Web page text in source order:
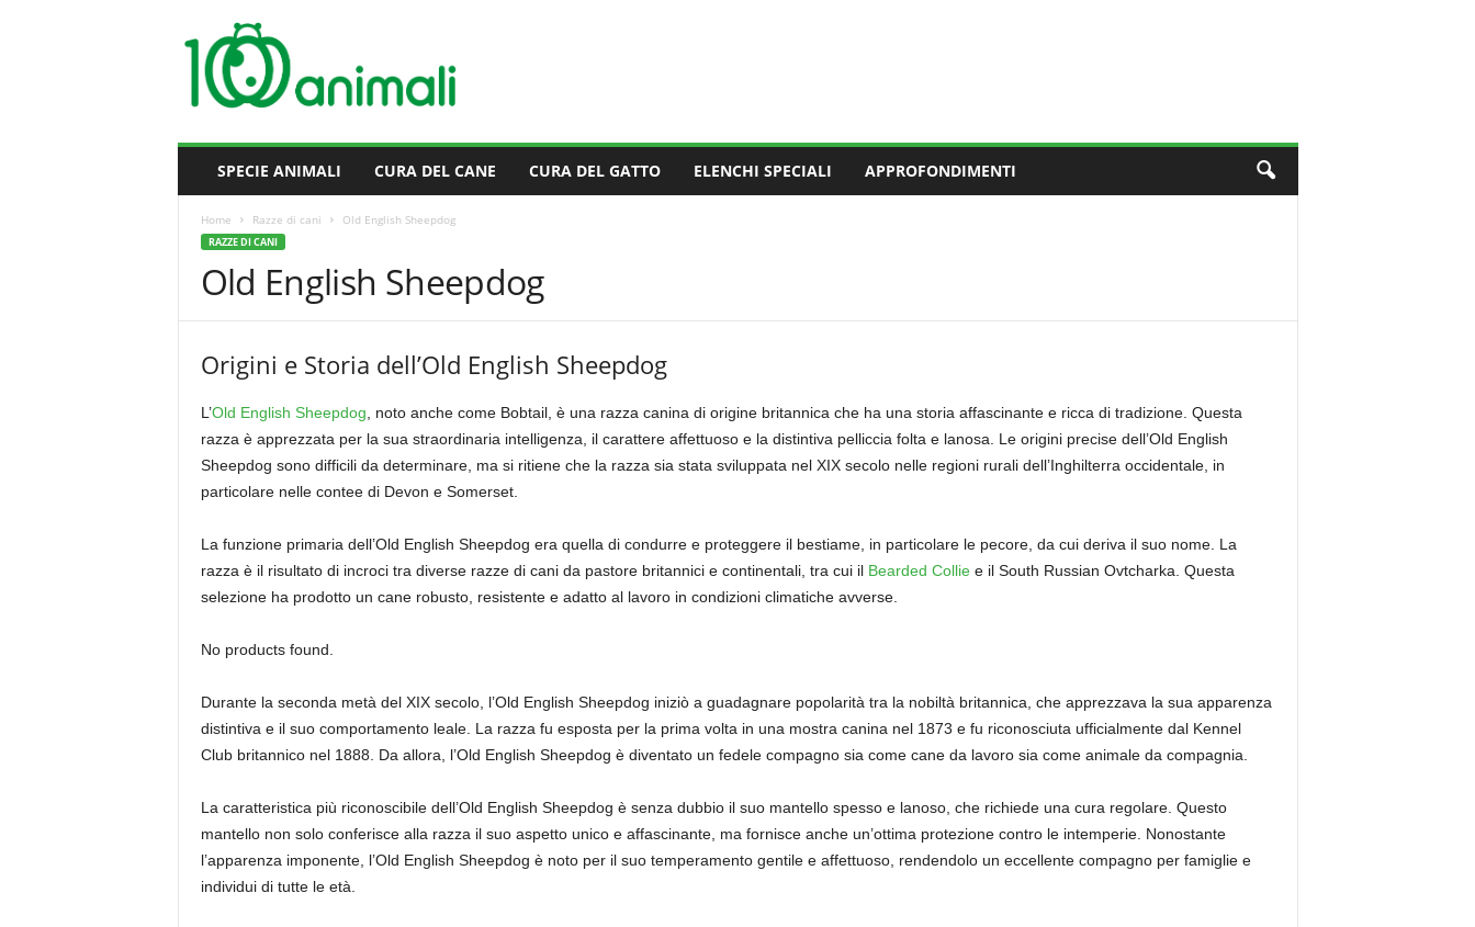
SPECIE ANIMALI CURA DEL CANE CURA DEL GATTO ELENCHI SPECIALI APPROFONDIMENTI
Home Razze di cani Old English Sheepdog
RAZZE DI CANI
Old English Sheepdog
Origini e Storia dell’Old English Sheepdog
L’Old English Sheepdog , noto anche come Bobtail, è una razza canina di origine britannica che ha una storia affascinante e ricca di tradizione. Questa
razza è apprezzata per la sua straordinaria intelligenza, il carattere affettuoso e la distintiva pelliccia folta e lanosa. Le origini precise dell’Old English
Sheepdog sono difficili da determinare, ma si ritiene che la razza sia stata sviluppata nel XIX secolo nelle regioni rurali dell’Inghilterra occidentale, in
particolare nelle contee di Devon e Somerset.
La funzione primaria dell’Old English Sheepdog era quella di condurre e proteggere il bestiame, in particolare le pecore, da cui deriva il suo nome. La
razza è il risultato di incroci tra diverse razze di cani da pastore britannici e continentali, tra cui il Bearded Colliee il South Russian Ovtcharka. Questa
selezione ha prodotto un cane robusto, resistente e adatto al lavoro in condizioni climatiche avverse.
No products found.
Durante la seconda metà del XIX secolo, l’Old English Sheepdog iniziò a guadagnare popolarità tra la nobiltà britannica, che apprezzava la sua apparenza
distintiva e il suo comportamento leale. La razza fu esposta per la prima volta in una mostra canina nel 1873 e fu riconosciuta ufficialmente dal Kennel
Club britannico nel 1888. Da allora, l’Old English Sheepdog è diventato un fedele compagno sia come cane da lavoro sia come animale da compagnia.
La caratteristica più riconoscibile dell’Old English Sheepdog è senza dubbio il suo mantello spesso e lanoso, che richiede una cura regolare. Questo
mantello non solo conferisce alla razza il suo aspetto unico e affascinante, ma fornisce anche un’ottima protezione contro le intemperie. Nonostante
l’apparenza imponente, l’Old English Sheepdog è noto per il suo temperamento gentile e affettuoso, rendendolo un eccellente compagno per famiglie e
individui di tutte le età.